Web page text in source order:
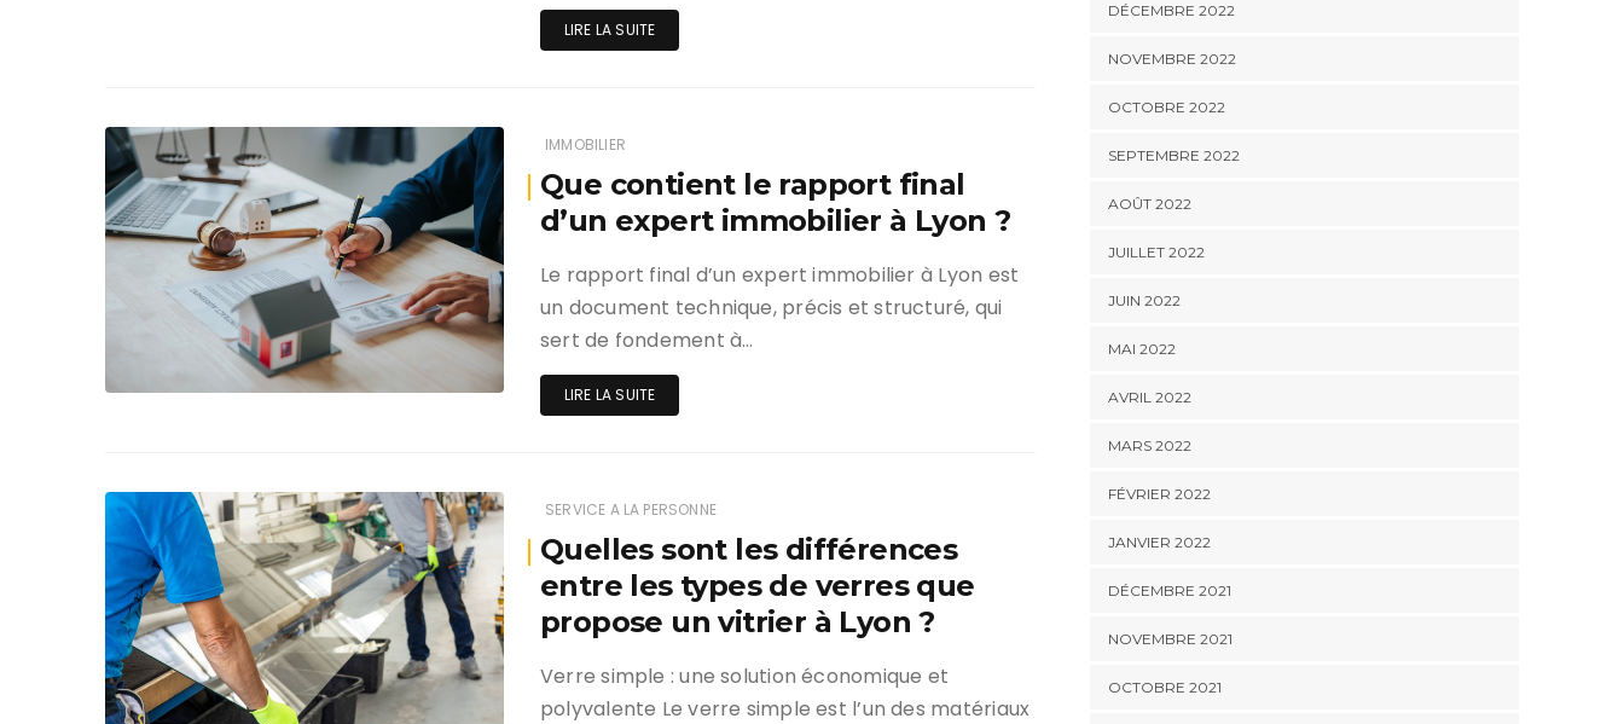
LIRE LA SUITE
IMMOBILIER
Que contient le rapport final
d’un expert immobilier à Lyon ?
Le rapport final d’un expert immobilier à Lyon est
un document technique, précis et structuré, qui
sert de fondement à…
LIRE LA SUITE
SERVICE A LA PERSONNE
Quelles sont les différences
entre les types de verres que
propose un vitrier à Lyon ?
Verre simple : une solution économique et
polyvalente Le verre simple est l’un des matériaux
DÉCEMBRE 2022
NOVEMBRE 2022
OCTOBRE 2022
SEPTEMBRE 2022
AOÛT 2022
JUILLET 2022
JUIN 2022
MAI 2022
AVRIL 2022
MARS 2022
FÉVRIER 2022
JANVIER 2022
DÉCEMBRE 2021
NOVEMBRE 2021
OCTOBRE 2021